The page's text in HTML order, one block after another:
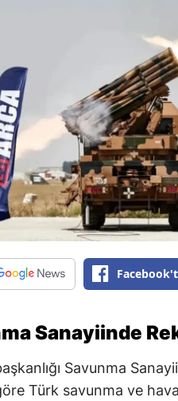
Sanayiinde
Savunma
Türk savunma ve